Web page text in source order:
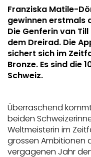
Franziska Matile-
gewinnen erstmals
Die Genferin van
dem Dreirad. Die
sichert sich im
Bronze. Es sind die
Schweiz.
Überraschend
beiden
Weltmeisterin im
grossen Ambitionen
vergagenen Jahr